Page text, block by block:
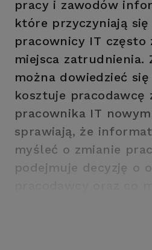
pracy i zawodów
które przyczyniają
pracownicy IT często
miejsca zatrudnienia.
można dowiedzieć
kosztuje pracodawcę
pracownika IT
sprawiają, że
myśleć o zmianie
podejmuje decyzję o